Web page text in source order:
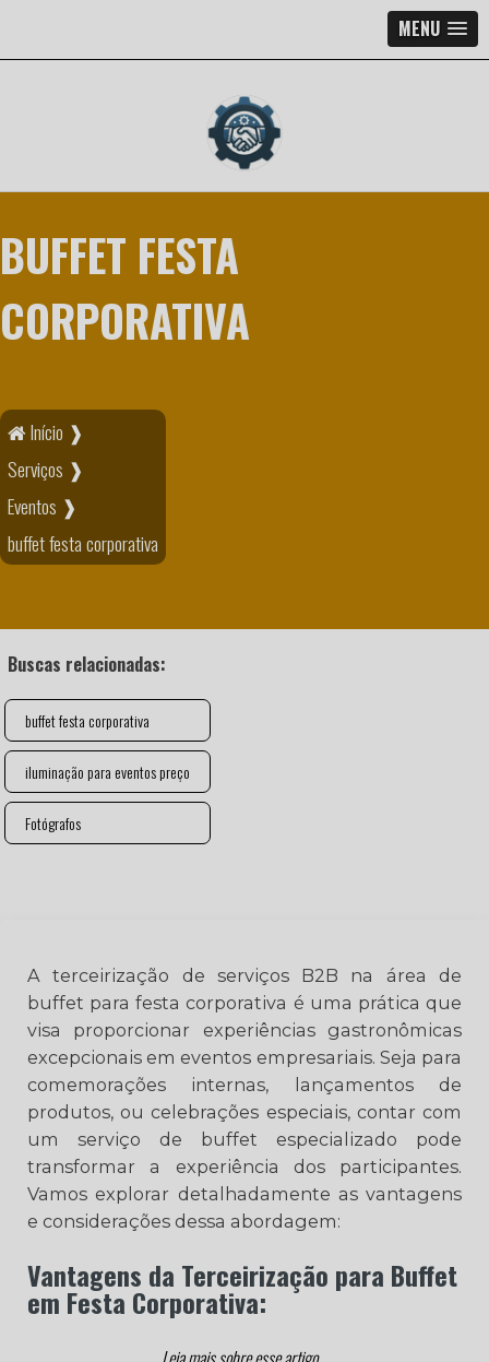
MENU
BUFFET FESTA
CORPORATIVA
Início ❱
Serviços ❱
Eventos ❱
buffet festa corporativa
Buscas relacionadas:
buffet festa corporativa
iluminação para eventos preço
Fotógrafos
A terceirização de serviços B2B na área de
buffet para festa corporativa é uma prática que
visa proporcionar experiências gastronômicas
excepcionais em eventos empresariais. Seja para
comemorações internas, lançamentos de
produtos, ou celebrações especiais, contar com
um serviço de buffet especializado pode
transformar a experiência dos participantes.
Vamos explorar detalhadamente as vantagens
e considerações dessa abordagem:
Vantagens da Terceirização para Buffet
em Festa Corporativa: